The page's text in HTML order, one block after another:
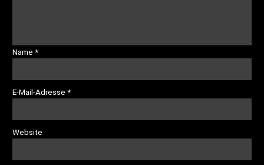
Name*
E-Mail-Adresse*
Website